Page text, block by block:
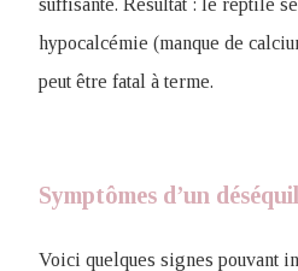
suffisante. Résultat : le reptile
hypocalcémie (manque de
peut être fatal à terme.
Symptômes d’un
Voici quelques signes pouvant